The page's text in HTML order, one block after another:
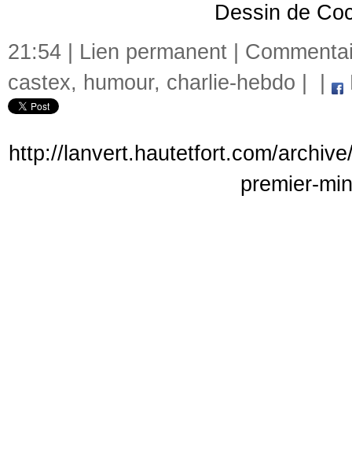
Dessin de
21:54 | Lien permanent
castex, humour, charlie-hebdo
http://lanvert.hautetfort.com/
premier-